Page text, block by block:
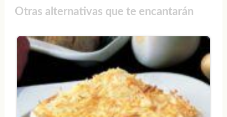
Otras alternativas que te encantarán